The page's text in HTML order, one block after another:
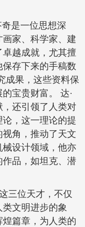
是一位思想深
家、科学家、建
越成就，尤其擅
存下来的手稿数
成果，这些资料保
宝贵财富。 达·
还引领了人类对
，这一理论的提
角，推动了天文
设计领域，他亦
品，如坦克、潜
三位天才，不仅
文明进步的象
篇章，为人类的